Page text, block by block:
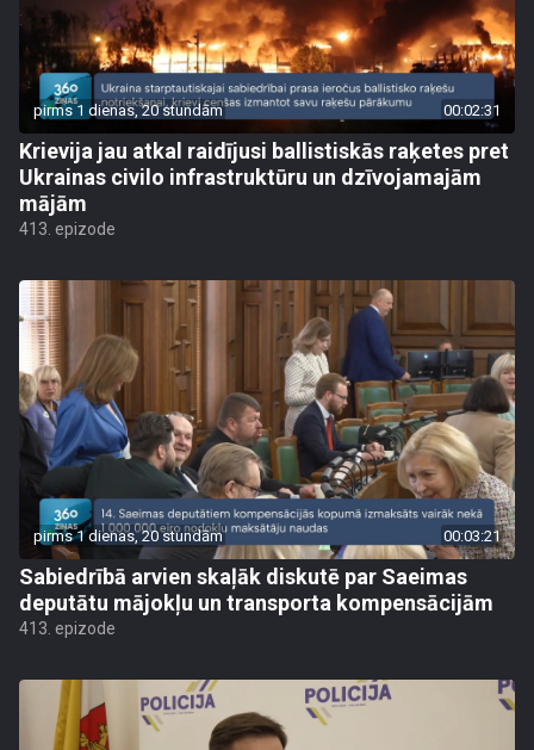
pirms 1 dienas, 20 stundām 00:02:31
Krievija jau atkal raidījusi ballistiskās raķetes pret
Ukrainas civilo infrastruktūru un dzīvojamajām
mājām
413. epizode
pirms 1 dienas, 20 stundām 00:03:21
Sabiedrībā arvien skaļāk diskutē par Saeimas
deputātu mājokļu un transporta kompensācijām
413. epizode